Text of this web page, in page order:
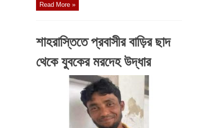
Read More »
শাহরাস্তিতে প্রবাসীর বাড়ির ছাদ
থেকে যুবকের মরদেহ উদ্ধার